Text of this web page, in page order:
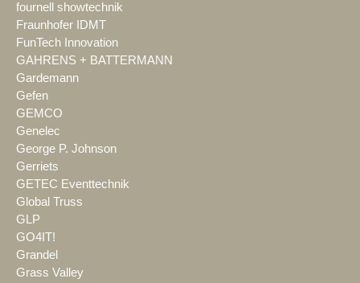
fournell showtechnik
Fraunhofer IDMT
FunTech Innovation
GAHRENS + BATTERMANN
Gardemann
Gefen
GEMCO
Genelec
George P. Johnson
Gerriets
GETEC Eventtechnik
Global Truss
GLP
GO4IT!
Grandel
Grass Valley